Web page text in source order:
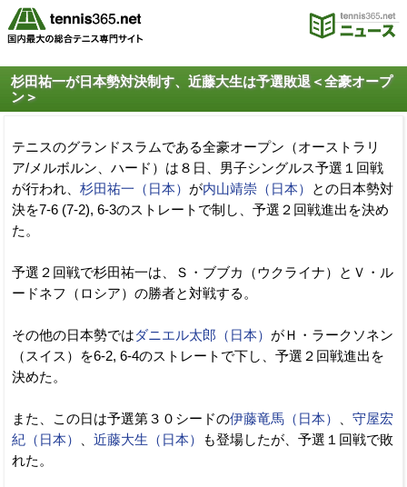
杉田祐一が日本勢対決制す、近藤大生は予選敗退＜全豪オープ
ン＞
テニスのグランドスラムである全豪オープン（オーストラリ
ア/メルボルン、ハード）は８日、男子シングルス予選１回戦
が行われ、 杉田祐一（日本） が内山靖崇（日本）
との日本勢対
決を7-6 (7-2), 6-3のストレートで制し、予選２回戦進出を決め
た。
予選２回戦で杉田祐一は、Ｓ・ブブカ（ウクライナ）とＶ・ル
ードネフ（ロシア）の勝者と対戦する。
その他の日本勢ではダニエル太郎（日本） がＨ・ラークソネン
（スイス）を6-2, 6-4のストレートで下し、予選２回戦進出を
決めた。
また、この日は予選第３０シードの伊藤竜馬（日本）
守屋宏
紀（日本）
近藤大生（日本）
も登場したが、予選１回戦で敗
れた。